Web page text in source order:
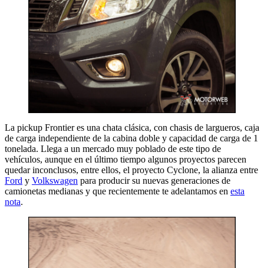
La pickup Frontier es una chata clásica, con chasis de largueros, caja
de carga independiente de la cabina doble y capacidad de carga de 1
tonelada. Llega a un mercado muy poblado de este tipo de
vehículos, aunque en el último tiempo algunos proyectos parecen
quedar inconclusos, entre ellos, el proyecto Cyclone, la alianza entre
Ford y Volkswagen para producir su nuevas generaciones de
camionetas medianas y que recientemente te adelantamos en esta
nota.